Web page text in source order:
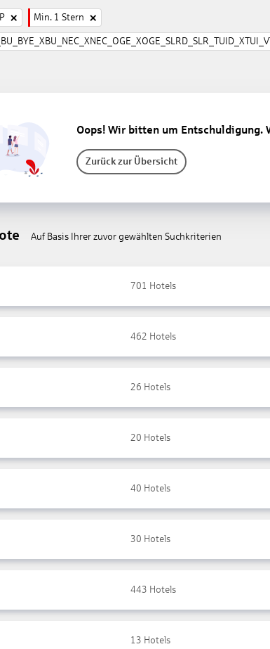
Min. 1 Stern
Oops! Wir bitten um
Zurück zur Übersicht
Auf Basis Ihrer zuvor gewählten Suchkriterien
701 Hotels
462 Hotels
26 Hotels
20 Hotels
40 Hotels
30 Hotels
443 Hotels
13 Hotels